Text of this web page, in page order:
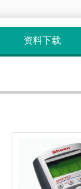
资料下载